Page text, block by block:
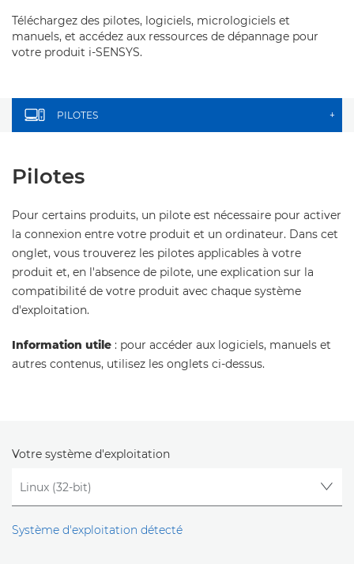
Téléchargez des pilotes, logiciels, micrologiciels et
manuels, et accédez aux ressources de dépannage pour
votre produit i-SENSYS.
PILOTES +
Pilotes
Pour certains produits, un pilote est nécessaire pour activer
la connexion entre votre produit et un ordinateur. Dans cet
onglet, vous trouverez les pilotes applicables à votre
produit et, en l'absence de pilote, une explication sur la
compatibilité de votre produit avec chaque système
d'exploitation.
Information utile : pour accéder aux logiciels, manuels et
autres contenus, utilisez les onglets ci-dessus.
Votre système d'exploitation
Système d'exploitation détecté